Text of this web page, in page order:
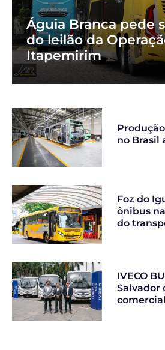
Águia Branca pede
do leilão da
Itapemirim
no Brasil
Foz do
ônibus
do
IVECO
Salvador
comercial